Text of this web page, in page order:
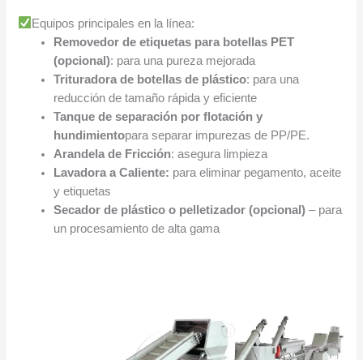
Equipos principales en la línea:
Removedor de etiquetas para botellas PET
(opcional): para una pureza mejorada
Trituradora de botellas de plástico: para una
reducción de tamaño rápida y eficiente
Tanque de separación por flotación y
hundimientopara separar impurezas de PP/PE.
Arandela de Fricción: asegura limpieza
Lavadora a Caliente: para eliminar pegamento, aceite
y etiquetas
Secador de plástico o pelletizador (opcional) – para
un procesamiento de alta gama